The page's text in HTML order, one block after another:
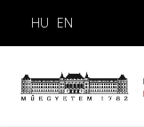
HU EN